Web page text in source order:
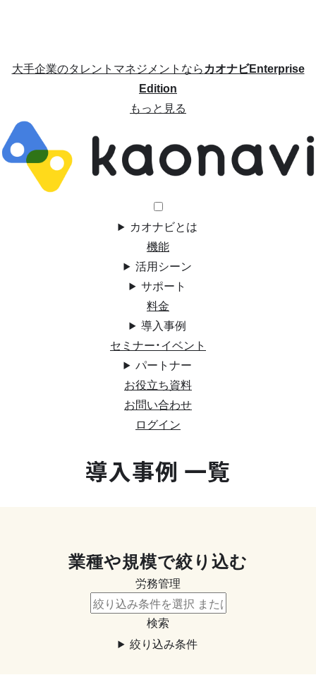
大手企業のタレントマネジメントならカオナビEnterprise
Edition
もっと見る
カオナビとは
機能
活用シーン
サポート
料金
導入事例
セミナー・イベント
パートナー
お役立ち資料
お問い合わせ
ログイン
導入事例 一覧
業種や規模で絞り込む
労務管理
検索
絞り込み条件